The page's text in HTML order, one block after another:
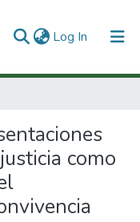
Log In (current)
como